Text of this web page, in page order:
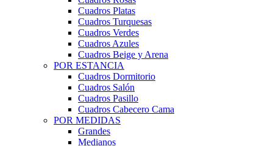
Cuadros Platas
Cuadros Turquesas
Cuadros Verdes
Cuadros Azules
Cuadros Beige y Arena
POR ESTANCIA
Cuadros Dormitorio
Cuadros Salón
Cuadros Pasillo
Cuadros Cabecero Cama
POR MEDIDAS
Grandes
Medianos